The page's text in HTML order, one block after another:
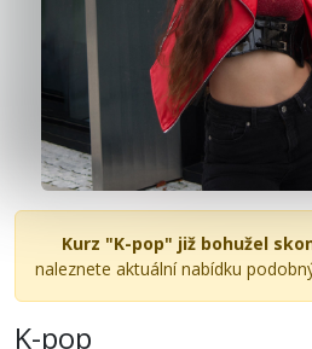
Kurz "K-pop" již bohužel
naleznete aktuální nabídku
K-pop